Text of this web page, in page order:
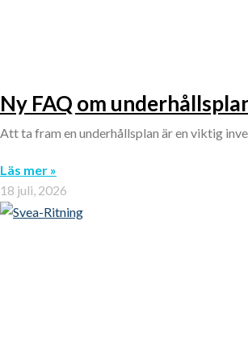
Ny FAQ om
Att ta fram en underhållsplan är en viktig
Läs mer »
18 juli, 2026